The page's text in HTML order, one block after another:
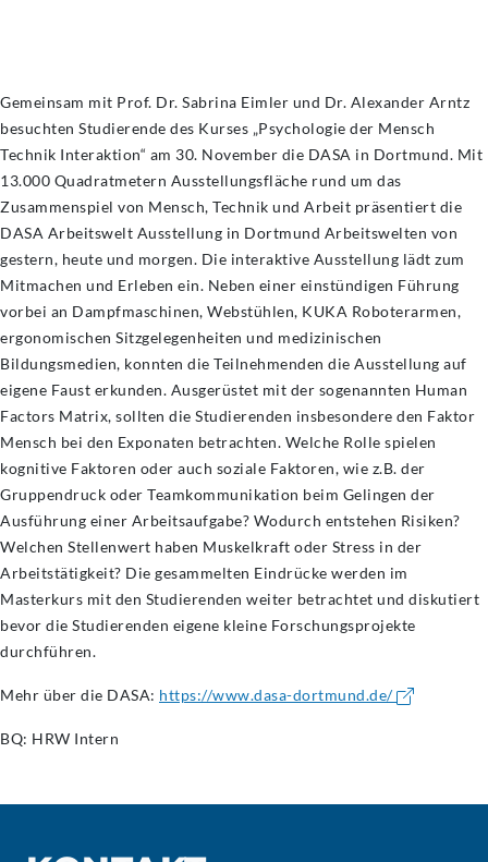
Gemeinsam mit Prof. Dr. Sabrina Eimler und Dr. Alexander Arntz
besuchten Studierende des Kurses „Psychologie der Mensch
Technik Interaktion“ am 30. November die DASA in Dortmund. Mit
13.000 Quadratmetern Ausstellungsfläche rund um das
Zusammenspiel von Mensch, Technik und Arbeit präsentiert die
DASA Arbeitswelt Ausstellung in Dortmund Arbeitswelten von
gestern, heute und morgen. Die interaktive Ausstellung lädt zum
Mitmachen und Erleben ein. Neben einer einstündigen Führung
vorbei an Dampfmaschinen, Webstühlen, KUKA Roboterarmen,
ergonomischen Sitzgelegenheiten und medizinischen
Bildungsmedien, konnten die Teilnehmenden die Ausstellung auf
eigene Faust erkunden. Ausgerüstet mit der sogenannten Human
Factors Matrix, sollten die Studierenden insbesondere den Faktor
Mensch bei den Exponaten betrachten. Welche Rolle spielen
kognitive Faktoren oder auch soziale Faktoren, wie z.B. der
Gruppendruck oder Teamkommunikation beim Gelingen der
Ausführung einer Arbeitsaufgabe? Wodurch entstehen Risiken?
Welchen Stellenwert haben Muskelkraft oder Stress in der
Arbeitstätigkeit? Die gesammelten Eindrücke werden im
Masterkurs mit den Studierenden weiter betrachtet und diskutiert
bevor die Studierenden eigene kleine Forschungsprojekte
durchführen.
Mehr über die DASA: https://www.dasa-dortmund.de/
BQ: HRW Intern